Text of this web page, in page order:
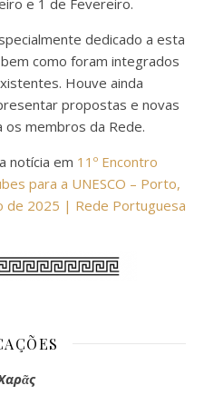
dedicado a esta
como foram integrados
Houve ainda
propostas e novas
membros da Rede.
notícia em 11º Encontro
para a UNESCO – Porto,
de 2025 | Rede Portuguesa